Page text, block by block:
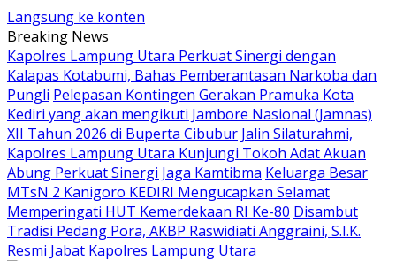
Langsung ke konten
Breaking News
Kapolres Lampung Utara Perkuat Sinergi dengan
Kalapas Kotabumi, Bahas Pemberantasan Narkoba dan
Pungli Pelepasan Kontingen Gerakan Pramuka Kota
Kediri yang akan mengikuti Jambore Nasional (Jamnas)
XII Tahun 2026 di Buperta Cibubur Jalin Silaturahmi,
Kapolres Lampung Utara Kunjungi Tokoh Adat Akuan
Abung Perkuat Sinergi Jaga Kamtibma Keluarga Besar
MTsN 2 Kanigoro KEDIRI Mengucapkan Selamat
Memperingati HUT Kemerdekaan RI Ke-80 Disambut
Tradisi Pedang Pora, AKBP Raswidiati Anggraini, S.I.K.
Resmi Jabat Kapolres Lampung Utara